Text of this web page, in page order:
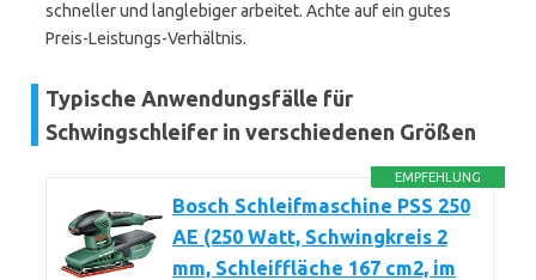
schneller und langlebiger arbeitet. Achte auf ein gutes
Preis-Leistungs-Verhältnis.
Typische Anwendungsfälle für
Schwingschleifer in verschiedenen Größen
EMPFEHLUNG
Bosch Schleifmaschine PSS 250
AE (250 Watt, Schwingkreis 2
mm, Schleiffläche 167 cm2, im